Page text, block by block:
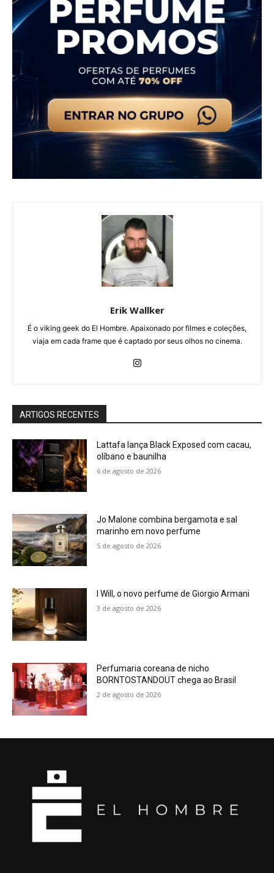
Erik Wallker
É o viking geek do El Hombre. Apaixonado por filmes e coleções,
viaja em cada frame que é captado por seus olhos no cinema.
ARTIGOS RECENTES
Lattafa lança Black Exposed com cacau,
olíbano e baunilha
6 de agosto de 2026
Jo Malone combina bergamota e sal
marinho em novo perfume
5 de agosto de 2026
I Will, o novo perfume de Giorgio Armani
3 de agosto de 2026
Perfumaria coreana de nicho
BORNTOSTANDOUT chega ao Brasil
2 de agosto de 2026